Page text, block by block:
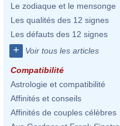
Le zodiaque et le mensonge
Les qualités des 12 signes
Les défauts des 12 signes
+ Voir tous les articles
Compatibilité
Astrologie et compatibilité
Affinités et conseils
Affinités de couples célèbres